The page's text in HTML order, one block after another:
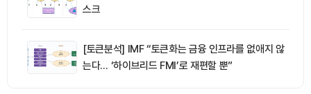
스크
[토큰분석] IMF “토큰화는 금융 인프라를 없애지 않
는다… ‘하이브리드 FMI’로 재편할 뿐”